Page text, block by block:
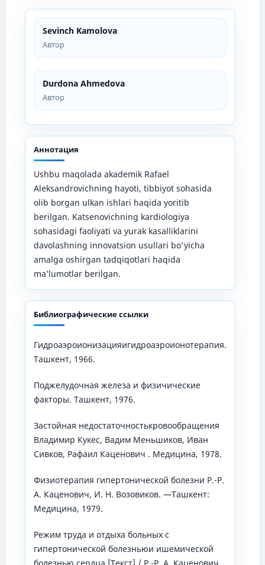
Sevinch Kamolova
Автор
Durdona Ahmedova
Автор
Аннотация
Ushbu maqolada akademik Rafael
Aleksandrovichning hayoti, tibbiyot sohasida
olib borgan ulkan ishlari haqida yoritib
berilgan. Katsenovichning kardiologiya
sohasidagi faoliyati va yurak kasalliklarini
davolashning innovatsion usullari bo'yicha
amalga oshirgan tadqiqotlari haqida
ma’lumotlar berilgan.
Библиографические ссылки
Гидроаэроионизацияигидроаэроионотерапия.
Ташкент, 1966.
Поджелудочная железа и физичические
факторы. Ташкент, 1976.
Застойная недостаточностькровообращения
Владимир Кукес, Вадим Меньшиков, Иван
Сивков, Рафаил Каценович . Медицина, 1978.
Физиотерапия гипертонической болезни Р.-Р.
А. Каценович, И. Н. Возовиков. —Ташкент:
Медицина, 1979.
Режим труда и отдыха больных с
гипертонической болезньюи ишемической